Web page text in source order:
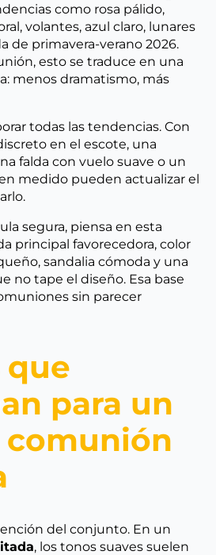
como rosa pálido,
volantes, azul claro, lunares
de primavera-verano 2026.
esto se traduce en una
menos dramatismo, más
todas las tendencias. Con
en el escote, una
falda con vuelo suave o un
medido pueden actualizar el
segura, piensa en esta
principal favorecedora, color
sandalia cómoda y una
no tape el diseño. Esa base
sin parecer
que
para un
del conjunto. En un
, los tonos suaves suelen